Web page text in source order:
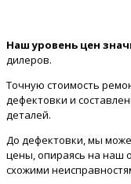
Наш уровень цен
дилеров.
Точную стоимость
дефектовки и
деталей.
До дефектовки, мы
цены, опираясь на наш
схожими